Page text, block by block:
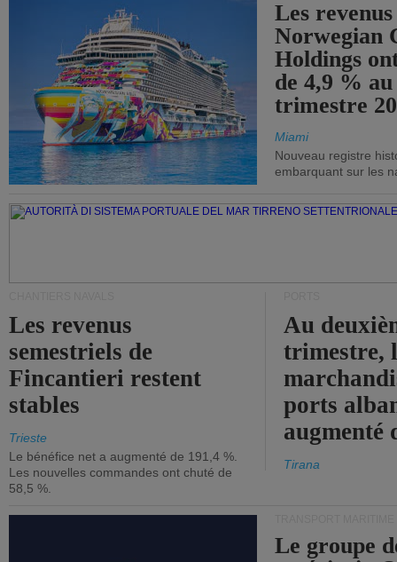
Les
Norwegian
Holdings
de 4,9 %
trimestre
Miami
Nouveau registre
embarquant sur les
Les revenus
semestriels de
Fincantieri restent
stables
Trieste
Le bénéfice net a augmenté de 191,4 %.
Les nouvelles commandes ont chuté de
58,5 %.
Au
trimestre,
ports
augmenté
Tirana
Le groupe